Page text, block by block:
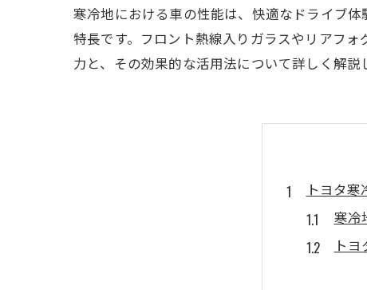
寒冷地における車の性能は、快適なドライブ
特長です。フロント熱線入りガラスやリアフ
力と、その効果的な活用法について詳しく解説
トヨタ
寒冷
ト
寒